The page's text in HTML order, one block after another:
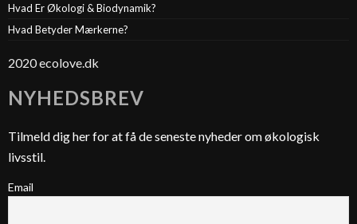
Hvad Er Økologi & Biodynamik?
Hvad Betyder Mærkerne?
2020 ecolove.dk
NYHEDSBREV
Tilmeld dig her for at få de seneste nyheder om økologisk
livsstil.
Email